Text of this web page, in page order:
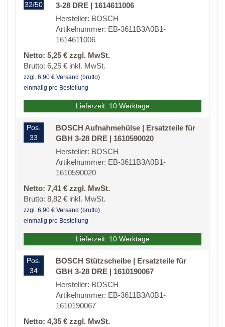
32/50
3-28 DRE | 1614611006
Hersteller: BOSCH
Artikelnummer: EB-3611B3A0B1-
1614611006
Netto: 5,25 € zzgl. MwSt.
Brutto: 6,25 € inkl. MwSt.
zzgl. 6,90 € Versand (brutto)
einmalig pro Bestellung
Lieferzeit: 10 Werktage
Pos.
33
BOSCH Aufnahmehülse | Ersatzteile für
GBH 3-28 DRE | 1610590020
Hersteller: BOSCH
Artikelnummer: EB-3611B3A0B1-
1610590020
Netto: 7,41 € zzgl. MwSt.
Brutto: 8,82 € inkl. MwSt.
zzgl. 6,90 € Versand (brutto)
einmalig pro Bestellung
Lieferzeit: 10 Werktage
Pos.
34
BOSCH Stützscheibe | Ersatzteile für
GBH 3-28 DRE | 1610190067
Hersteller: BOSCH
Artikelnummer: EB-3611B3A0B1-
1610190067
Netto: 4,35 € zzgl. MwSt.